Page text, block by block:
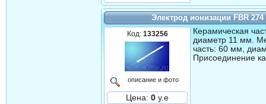
Электрод ионизации FBR
Код: 133256
описание и фото
Цена: 0 у.е
Керамическая
диаметр 11 мм.
часть: 60 мм,
Присоединение